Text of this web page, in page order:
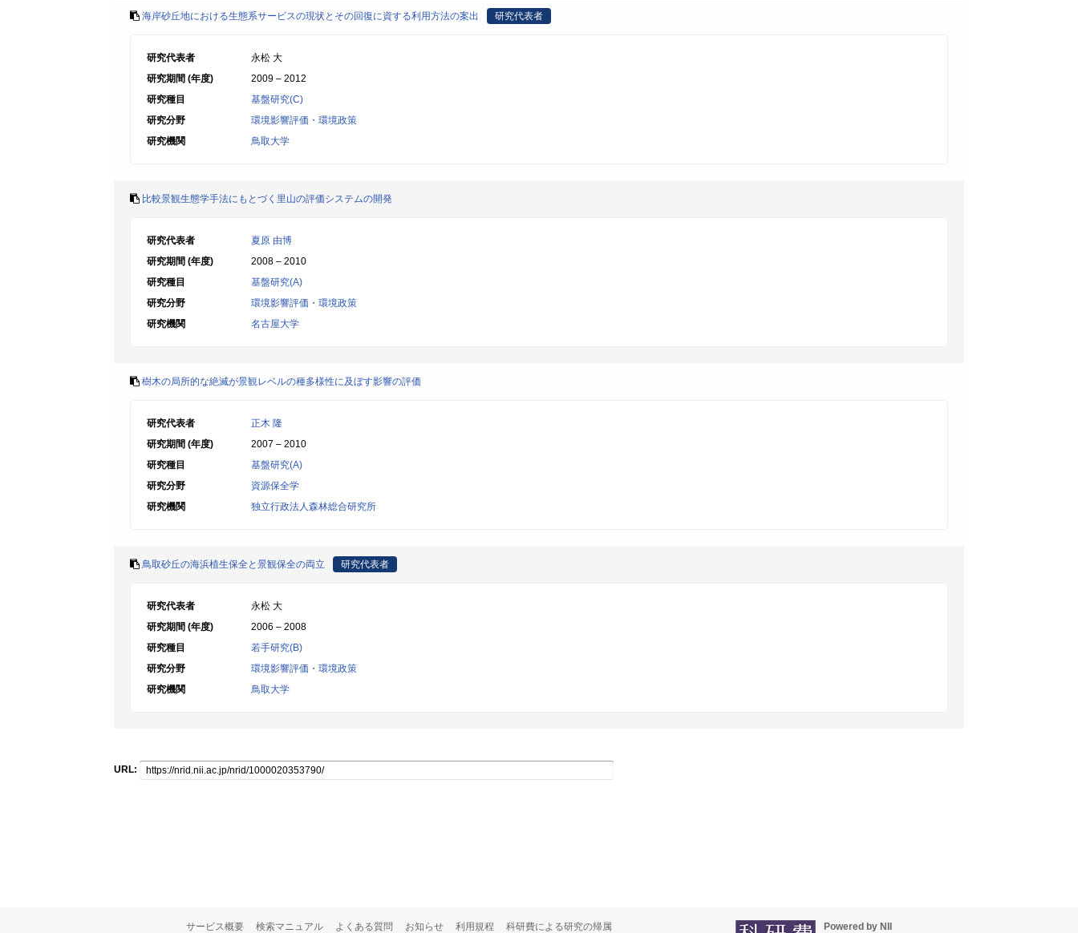
海岸砂丘地における生態系サービスの現状とその回復に資する利用方法の案出 研究代表者
研究代表者
永松 大
研究期間 (年度)
2009 – 2012
研究種目
基盤研究(C)
研究分野
環境影響評価・環境政策
研究機関
鳥取大学
比較景観生態学手法にもとづく里山の評価システムの開発
研究代表者
夏原 由博
研究期間 (年度)
2008 – 2010
研究種目
基盤研究(A)
研究分野
環境影響評価・環境政策
研究機関
名古屋大学
樹木の局所的な絶滅が景観レベルの種多様性に及ぼす影響の評価
研究代表者
正木 隆
研究期間 (年度)
2007 – 2010
研究種目
基盤研究(A)
研究分野
資源保全学
研究機関
独立行政法人森林総合研究所
鳥取砂丘の海浜植生保全と景観保全の両立 研究代表者
研究代表者
永松 大
研究期間 (年度)
2006 – 2008
研究種目
若手研究(B)
研究分野
環境影響評価・環境政策
研究機関
鳥取大学
URL:
サービス概要 検索マニュアル よくある質問 お知らせ 利用規程 科研費による研究の帰属 Powered by NII